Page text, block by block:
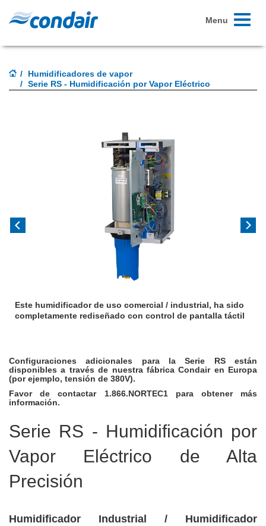
Toggle
Menu
Humidificadores de vapor
Serie RS - Humidificación por Vapor Eléctrico
Este humidificador de uso comercial / industrial, ha sido
completamente rediseñado con control de pantalla táctil
Configuraciones adicionales para la Serie RS están
disponibles a través de nuestra fábrica Condair en Europa
(por ejemplo, tensión de 380V).
Favor de contactar 1.866.NORTEC1 para obtener más
información.
Serie RS - Humidificación por
Vapor Eléctrico de Alta
Precisión
Humidificador Industrial / Humidificador